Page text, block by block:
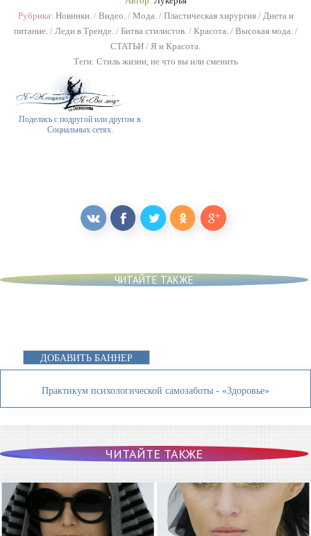
Рубрика: Новинки. / Видео. / Мода. / Пластическая хирургия/ Диета и
питание. / Леди в Тренде. / Битва стилистов. / Красота. / Высокая мода. /
СТАТЬИ / Я и Красота.
Теги: Стиль жизни, не что вы или сменить
Поделись с подругой или другом в
Социальных сетях.
ЧИТАЙТЕ ТАКЖЕ
ДОБАВИТЬ БАННЕР
Практикум психологической самозаботы - «Здоровье»
ЧИТАЙТЕ ТАКЖЕ